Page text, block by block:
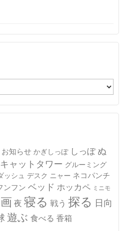
お知らせ かぎしっぽ しっぽ ぬ
キャットタワー グルーミング
ッシュ デスク ニャー ネコパンチ
ンフン ベッド ホッカペ ミニモ
夜 寝る 戦う 探る 日向
遊ぶ 食べる 香箱